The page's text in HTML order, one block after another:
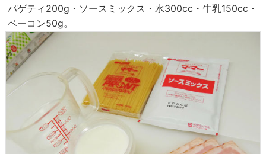
パゲティ200g・ソースミックス・水300cc・牛乳150cc・
ベーコン50g。